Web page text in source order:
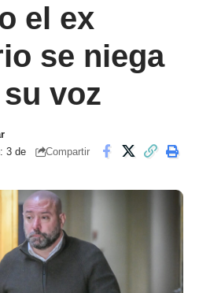
el ex
se niega
voz
3 de
Compartir